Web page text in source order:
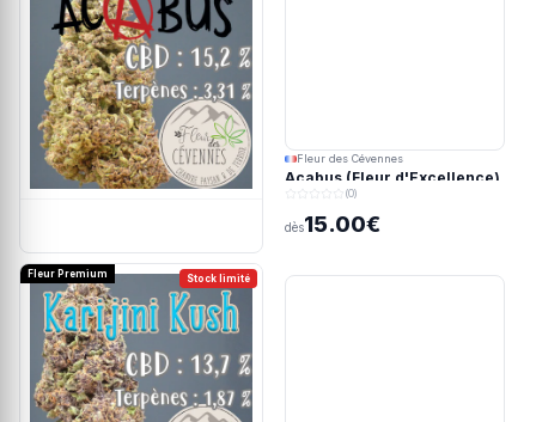
Fleur des Cévennes
Acabus (Fleur d'Excellence)
(0)
dès15.00€
Stock limité
Fleur Premium